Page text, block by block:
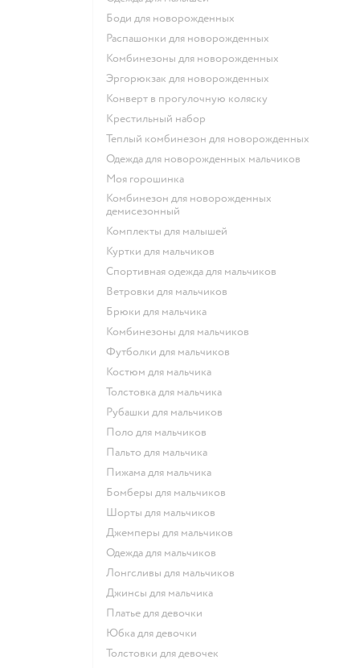
Боди для новорожденных
Распашонки для новорожденных
Комбинезоны для новорожденных
Эргорюкзак для новорожденных
Конверт в прогулочную коляску
Крестильный набор
Теплый комбинезон для новорожденных
Одежда для новорожденных мальчиков
Моя горошинка
Комбинезон для новорожденных
демисезонный
Комплекты для малышей
Куртки для мальчиков
Спортивная одежда для мальчиков
Ветровки для мальчиков
Брюки для мальчика
Комбинезоны для мальчиков
Футболки для мальчиков
Костюм для мальчика
Толстовка для мальчика
Рубашки для мальчиков
Поло для мальчиков
Пальто для мальчика
Пижама для мальчика
Бомберы для мальчиков
Шорты для мальчиков
Джемперы для мальчиков
Одежда для мальчиков
Лонгсливы для мальчиков
Джинсы для мальчика
Платье для девочки
Юбка для девочки
Толстовки для девочек